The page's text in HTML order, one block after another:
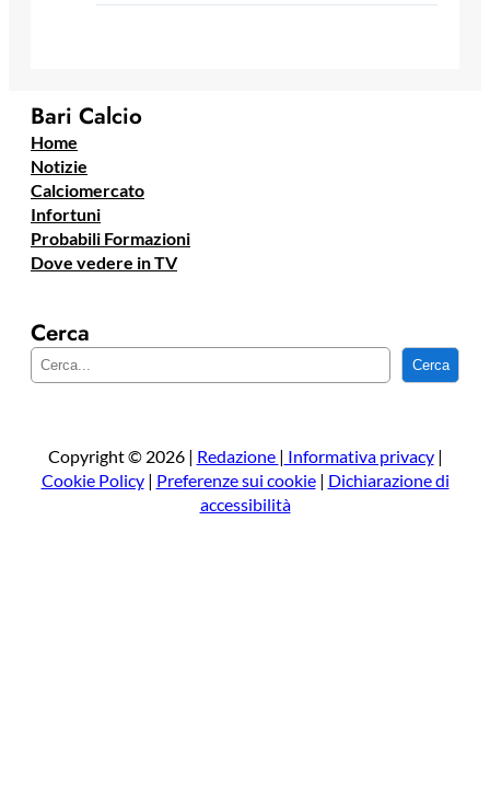
Bari Calcio
Home
Notizie
Calciomercato
Infortuni
Probabili Formazioni
Dove vedere in TV
Cerca
e
a
Cerca
Copyright © 2026 | Redazione | Informativa privacy|
Cookie Policy| Preferenze sui cookie| Dichiarazione di
accessibilità